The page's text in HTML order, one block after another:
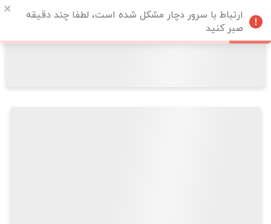
ارتباط با سرور دچار مشکل شده است، لطفا چند دقیقه
صبر کنید